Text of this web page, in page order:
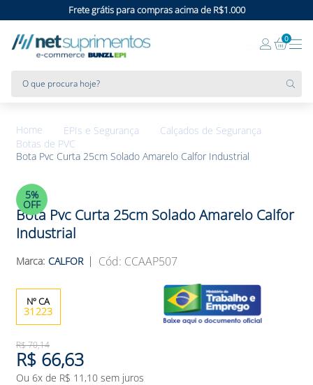
Frete grátis para compras acima de R$1.000
0
EPIs e Segurança
Calçados de Segurança
Botas de PVC
Bota Pvc Curta 25cm Solado Amarelo Calfor Industrial
5%
OFF
Bota Pvc Curta 25cm Solado Amarelo Calfor
Industrial
CALFOR : CCAAP507
31223
R$70,14
R$ 66,63
Ou 6x de R$ 11 ,10 sem juros